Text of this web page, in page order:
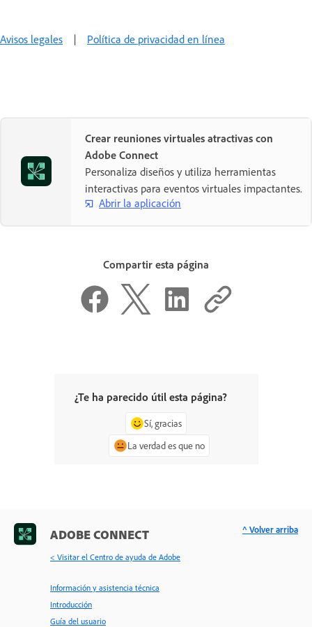
Avisos legales | Política de privacidad en línea
Crear reuniones virtuales atractivas con
Adobe Connect
Personaliza diseños y utiliza herramientas
interactivas para eventos virtuales impactantes.
Abrir la aplicación
Compartir esta página
¿Te ha parecido útil esta página?
Sí, gracias
La verdad es que no
ADOBE CONNECT
< Visitar el Centro de ayuda de Adobe
Información y asistencia técnica
Introducción
Guía del usuario
^ Volver arriba